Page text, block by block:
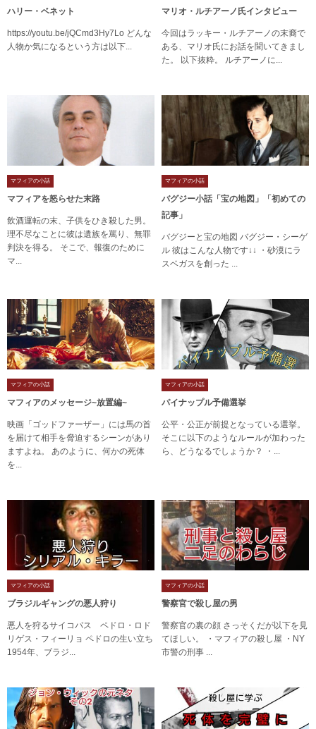
当店の紹介
オンラインストア
ハリー・ベネット
https://youtu.be/jQCmd3Hy7Lo どんな
人物か気になるという方は以下...
マリオ・ルチアーノ氏インタビュー
今回はラッキー・ルチアーノの末裔で
ある、マリオ氏にお話を聞いてきまし
た。 以下抜粋。 ルチアーノに...
マフィアの小話
マフィアを怒らせた末路
飲酒運転の末、子供をひき殺した男。
理不尽なことに彼は遺族を罵り、無罪
判決を得る。 そこで、報復のために
マ...
マフィアの小話
バグジー小話「宝の地図」「初めての
記事」
バグジーと宝の地図 バグジー・シーゲ
ル 彼はこんな人物です↓↓ ・砂漠にラ
スベガスを創った ...
マフィアの小話
マフィアのメッセージ~放置編~
映画「ゴッドファーザー」には馬の首
を届けて相手を脅迫するシーンがあり
ますよね。 あのように、何かの死体
を...
マフィアの小話
パイナップル予備選挙
公平・公正が前提となっている選挙。
そこに以下のようなルールが加わった
ら、どうなるでしょうか？ ・...
マフィアの小話
ブラジルギャングの悪人狩り
悪人を狩るサイコパス ペドロ・ロド
リゲス・フィーリョ ペドロの生い立ち
1954年、ブラジ...
マフィアの小話
警察官で殺し屋の男
警察官の裏の顔 さっそくだが以下を見
てほしい。 ・マフィアの殺し屋 ・NY
市警の刑事 ...